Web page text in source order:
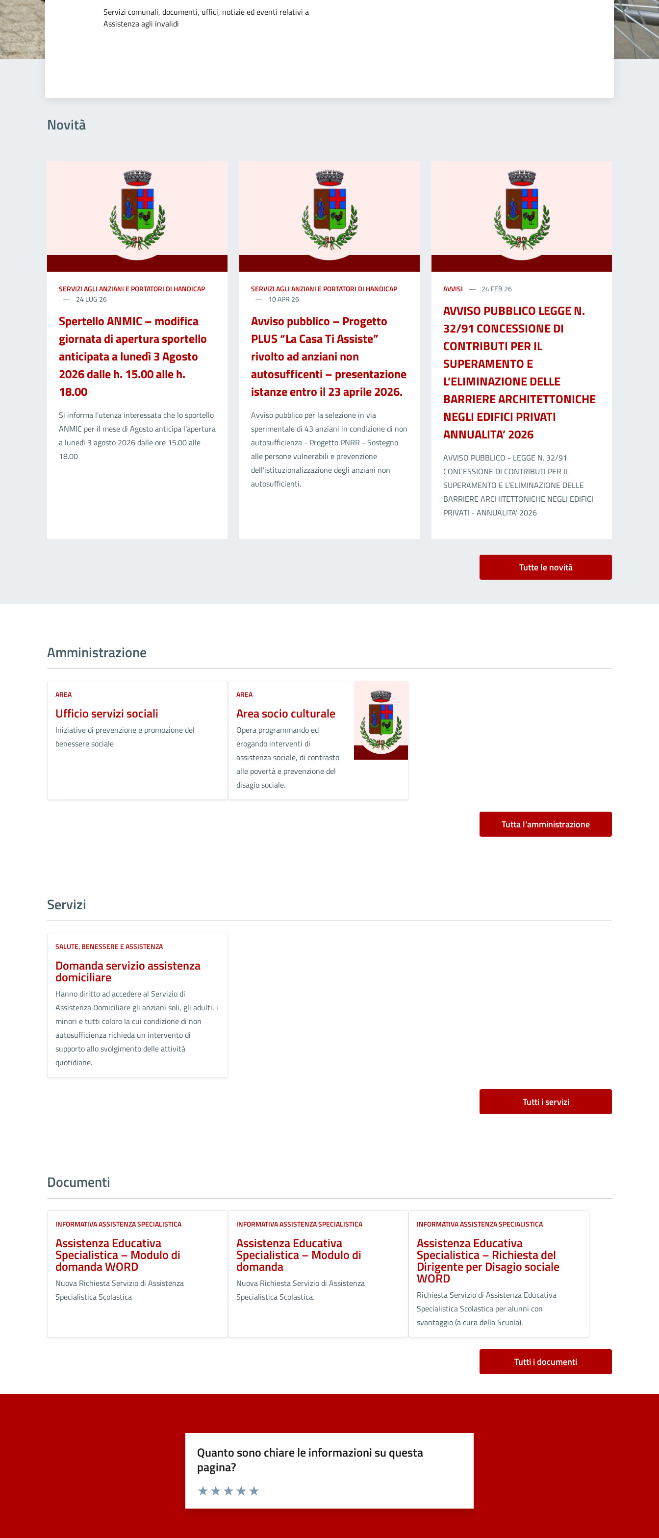
Dettagli dell'argomento
Servizi comunali, documenti, uffici, notizie ed eventi relativi a
Assistenza agli invalidi
Novità
SERVIZI AGLI ANZIANI E PORTATORI DI HANDICAP
24 LUG 26
Spertello ANMIC – modifica
giornata di apertura sportello
anticipata a lunedì 3 Agosto
2026 dalle h. 15.00 alle h.
18.00
Si informa l'utenza interessata che lo sportello
ANMIC per il mese di Agosto anticipa l'apertura
a lunedì 3 agosto 2026 dalle ore 15.00 alle
18.00
SERVIZI AGLI ANZIANI E PORTATORI DI HANDICAP
10 APR 26
Avviso pubblico – Progetto
PLUS “La Casa Ti Assiste”
rivolto ad anziani non
autosufficenti – presentazione
istanze entro il 23 aprile 2026.
Avviso pubblico per la selezione in via
sperimentale di 43 anziani in condizione di non
autosufficienza - Progetto PNRR - Sostegno
alle persone vulnerabili e prevenzione
dell’istituzionalizzazione degli anziani non
autosufficienti.
AVVISI 24 FEB 26
AVVISO PUBBLICO LEGGE N.
32/91 CONCESSIONE DI
CONTRIBUTI PER IL
SUPERAMENTO E
L’ELIMINAZIONE DELLE
BARRIERE ARCHITETTONICHE
NEGLI EDIFICI PRIVATI
ANNUALITA’ 2026
AVVISO PUBBLICO - LEGGE N. 32/91
CONCESSIONE DI CONTRIBUTI PER IL
SUPERAMENTO E L’ELIMINAZIONE DELLE
BARRIERE ARCHITETTONICHE NEGLI EDIFICI
PRIVATI - ANNUALITA’ 2026
Tutte le novità
Amministrazione
AREA
Ufficio servizi sociali
Iniziative di prevenzione e promozione del
benessere sociale
AREA
Area socio culturale
Opera programmando ed
erogando interventi di
assistenza sociale, di contrasto
alle povertà e prevenzione del
disagio sociale.
Tutta l'amministrazione
Servizi
SALUTE, BENESSERE E ASSISTENZA
Domanda servizio assistenza
domiciliare
Hanno diritto ad accedere al Servizio di
Assistenza Domiciliare gli anziani soli, gli adulti, i
minori e tutti coloro la cui condizione di non
autosufficienza richieda un intervento di
supporto allo svolgimento delle attività
quotidiane.
Tutti i servizi
Documenti
INFORMATIVA ASSISTENZA SPECIALISTICA
Assistenza Educativa
Specialistica – Modulo di
domanda WORD
Nuova Richiesta Servizio di Assistenza
Specialistica Scolastica
INFORMATIVA ASSISTENZA SPECIALISTICA
Assistenza Educativa
Specialistica – Modulo di
domanda
Nuova Richiesta Servizio di Assistenza
Specialistica Scolastica.
INFORMATIVA ASSISTENZA SPECIALISTICA
Assistenza Educativa
Specialistica – Richiesta del
Dirigente per Disagio sociale
WORD
Richiesta Servizio di Assistenza Educativa
Specialistica Scolastica per alunni con
svantaggio (a cura della Scuola).
Tutti i documenti
Quanto sono chiare le informazioni su questa
pagina?